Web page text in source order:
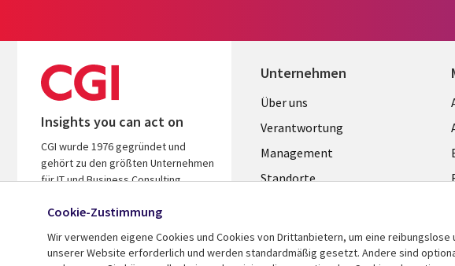
Insights you can act on
CGI wurde 1976 gegründet und
gehört zu den größten Unternehmen
für IT und Business Consulting
handeln ergebnisorientiert und
Unternehmen
Useful
links
GERMANY
Über uns
Verantwortung
Management
Standorte
Cookie-Zustimmung
Wir verwenden eigene Cookies und Cookies von Drittanbietern, um eine
unserer Website erforderlich und werden standardmäßig gesetzt. Andere sind